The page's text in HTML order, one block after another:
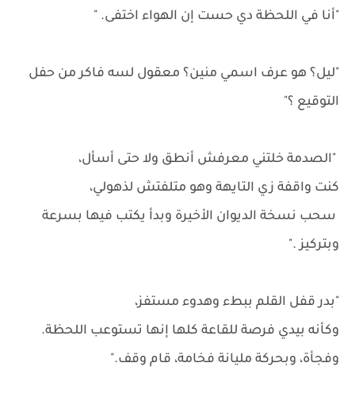
"أنا في اللحظة دي حست إن الهواء اختفى. "
"ليل؟ هو عرف اسمي منين؟ معقول لسه فاكر من حفل
التوقيع ؟"
"الصدمة خلتني معرفش أنطق ولا حتى أسأل،
كنت واقفة زي التايهة وهو متلفتش لذهولي،
سحب نسخة الديوان الأخيرة وبدأ يكتب فيها بسرعة
وبتركيز ."
"بدر قفل القلم ببطء وهدوء مستفز،
وكأنه بيدي فرصة للقاعة كلها إنها تستوعب اللحظة.
وفجأة، وبحركة مليانة فخامة، قام وقف."